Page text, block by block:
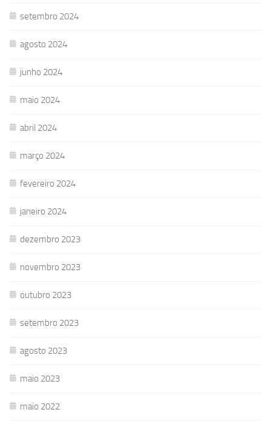
setembro 2024
agosto 2024
junho 2024
maio 2024
abril 2024
março 2024
fevereiro 2024
janeiro 2024
dezembro 2023
novembro 2023
outubro 2023
setembro 2023
agosto 2023
maio 2023
maio 2022